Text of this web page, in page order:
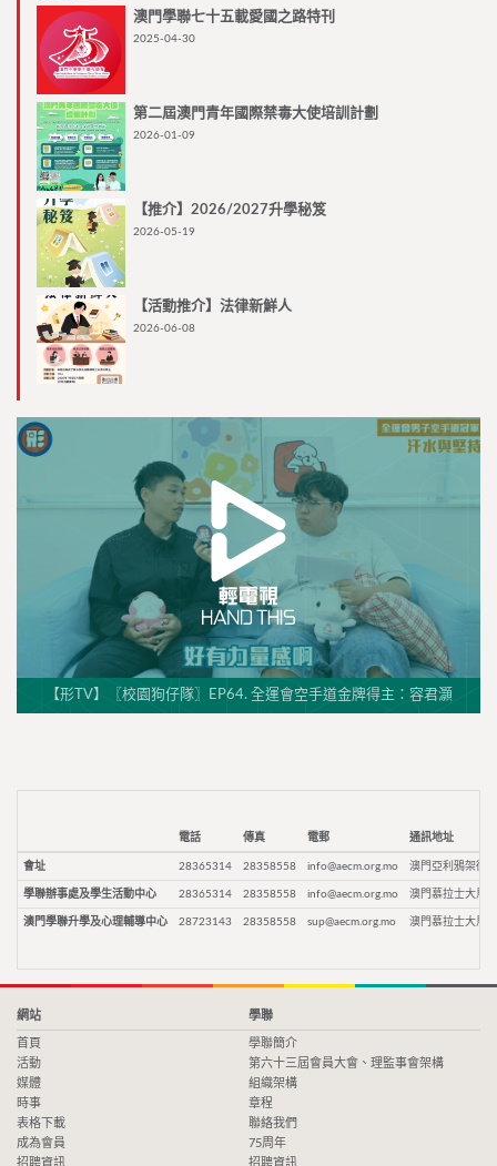
澳門學聯七十五載愛國之路特刊
2025-04-30
第二屆澳門青年國際禁毒大使培訓計劃
2026-01-09
【推介】2026/2027升學秘笈
2026-05-19
【活動推介】法律新鮮人
2026-06-08
【形TV】〖校園狗仔隊〗EP64. 全運會空手道金牌得主：容君灝
電話 傳真 電郵 通訊地址
會址 28365314 28358558 info@aecm.org.mo 澳門亞利鴉架街9
學聯辦事處及學生活動中心 28365314 28358558 info@aecm.org.mo 澳門慕拉士大馬
澳門學聯升學及心理輔導中心 28723143 28358558 sup@aecm.org.mo 澳門慕拉士大馬
網站
首頁
活動
媒體
時事
表格下載
成為會員
學聯
學聯簡介
第六十三屆會員大會、理監事會架構
組織架構
章程
聯絡我們
75周年